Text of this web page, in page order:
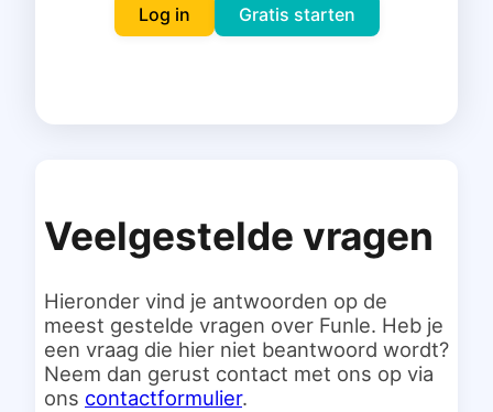
Gratis starten
Log in Gratis starten
Veelgestelde vragen
Hieronder vind je antwoorden op de
meest gestelde vragen over Funle. Heb je
een vraag die hier niet beantwoord wordt?
Neem dan gerust contact met ons op via
ons contactformulier.